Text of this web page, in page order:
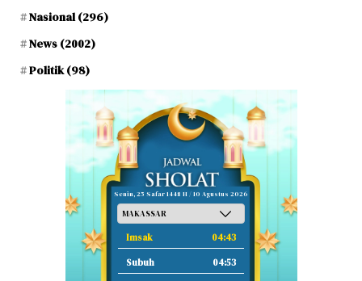
Nasional(296)
News (2002)
Politik(98)
Senin, 25 Safar 1448 H / 10 Agustus 2026
Imsak 04:43
Subuh 04:53